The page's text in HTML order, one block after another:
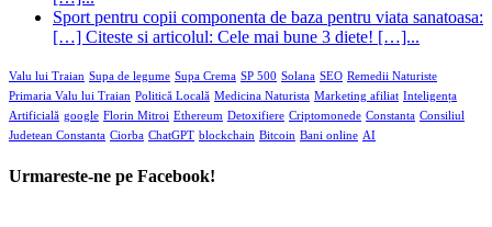
Urmareste-ne pe Facebook!